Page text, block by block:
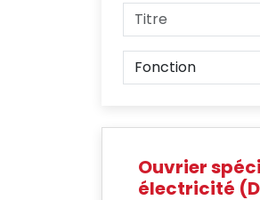
Ouvrier
électricité